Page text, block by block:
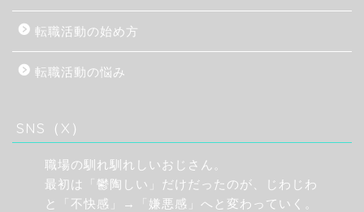
転職活動の始め方
転職活動の悩み
SNS（X）
職場の馴れ馴れしいおじさん。
最初は「鬱陶しい」だけだったのが、じわじわ
と「不快感」→「嫌悪感」へと変わっていく。